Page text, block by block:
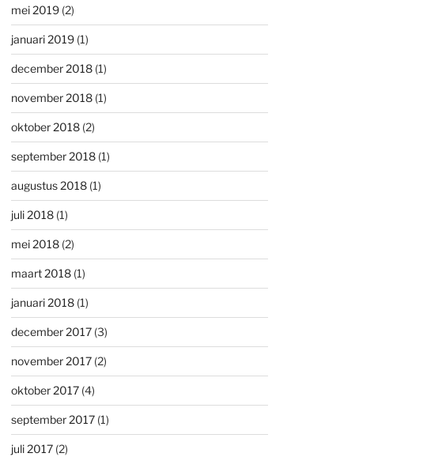
mei 2019(2)
januari 2019(1)
december 2018(1)
november 2018(1)
oktober 2018(2)
september 2018(1)
augustus 2018(1)
juli 2018(1)
mei 2018(2)
maart 2018(1)
januari 2018(1)
december 2017(3)
november 2017(2)
oktober 2017(4)
september 2017(1)
juli 2017(2)